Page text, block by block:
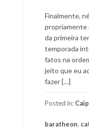
Finalmente,
propriamente
da primeira
temporada
fatos na
jeito que eu
fazer […]
Posted in:
baratheon,